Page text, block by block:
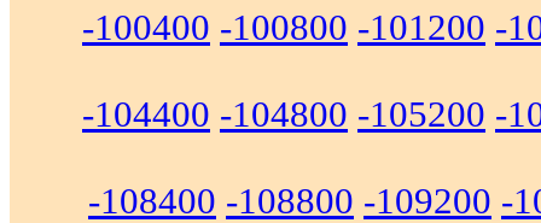
-100400 -100800 -101200 -
-104400 -104800 -105200 -
-108400 -108800 -109200 -